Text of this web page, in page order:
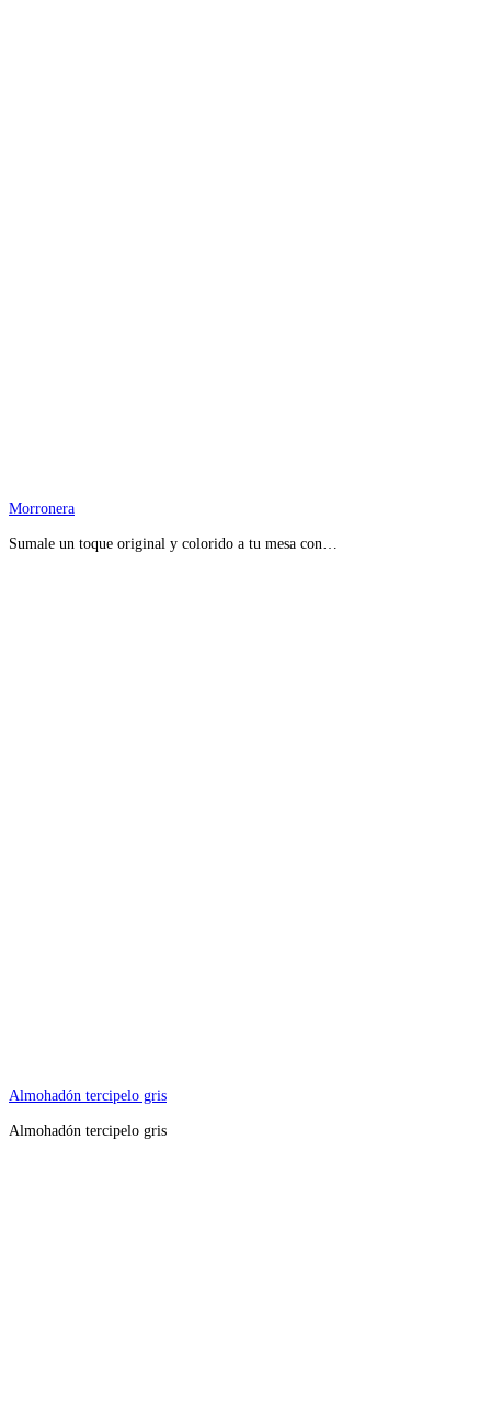
Morronera
Sumale un toque original y colorido a tu mesa con…
Almohadón tercipelo gris
Almohadón tercipelo gris